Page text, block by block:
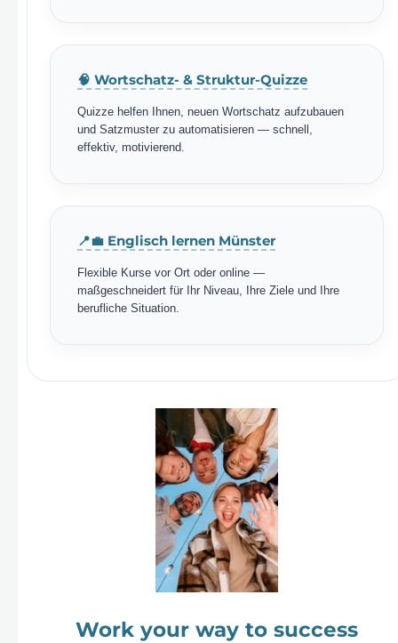
🧠 Wortschatz- & Struktur-Quizze
Quizze helfen Ihnen, neuen Wortschatz aufzubauen
und Satzmuster zu automatisieren — schnell,
effektiv, motivierend.
📍💼 Englisch lernen Münster
Flexible Kurse vor Ort oder online —
maßgeschneidert für Ihr Niveau, Ihre Ziele und Ihre
berufliche Situation.
Work your way to success